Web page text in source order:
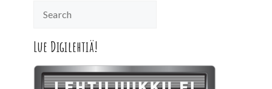
Lue Digilehtiä!